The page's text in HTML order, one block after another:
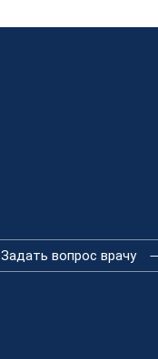
Задать вопрос врачу